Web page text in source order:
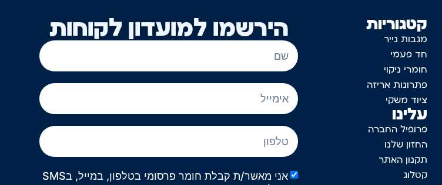
הירשמו למועדון לקוחות
אני מאשר/ת קבלת חומר פרסומי בטלפון, במייל, בSMS
קטגוריות
מגבות נייר
חד פעמי
חומרי ניקוי
פתרונות אריזה
ציוד משקי
עלינו
פרופיל החברה
החזון שלנו
תקנון האתר
קטלוג